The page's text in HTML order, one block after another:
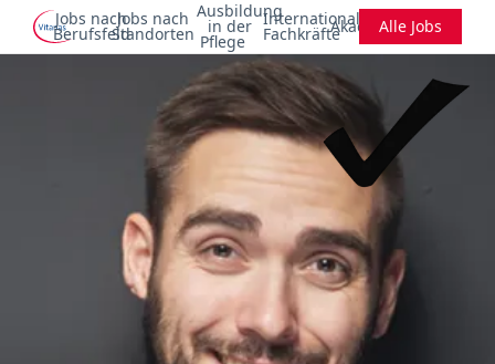
Jobs nach
Berufsfeld
Jobs nach
Standorten
Ausbildung
in der
Pflege
Internationale
FachkräfteAkademieAlle Jobs